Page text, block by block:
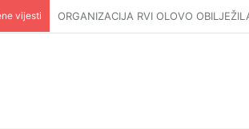
vijesti Inspektori Porezne uprave FBiH na